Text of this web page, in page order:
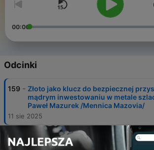
00:00
Odcinki
159 - Złoto jako klucz do bezpiecznej
mądrym inwestowaniu w metale
Paweł Mazurek /Mennica Mazovia/
11 sie 2025
158
Chińskie auta w Europie: przyszłość,
czy rewolucja? - Michał Maksymiuk